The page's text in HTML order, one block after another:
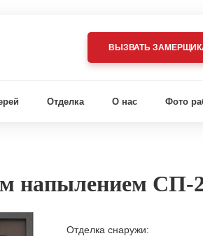
ВЫЗВАТЬ
Отделка О нас Фото
напылением СП-
Отделка снаружи: